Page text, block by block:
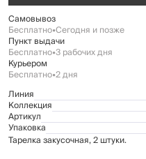
Самовывоз
Бесплатно•Сегодня и позже
Пункт выдачи
Бесплатно•3 рабочих дня
Курьером
Бесплатно•2 дня
Линия
Коллекция
Артикул
Упаковка
Тарелка закусочная, 2 штуки.